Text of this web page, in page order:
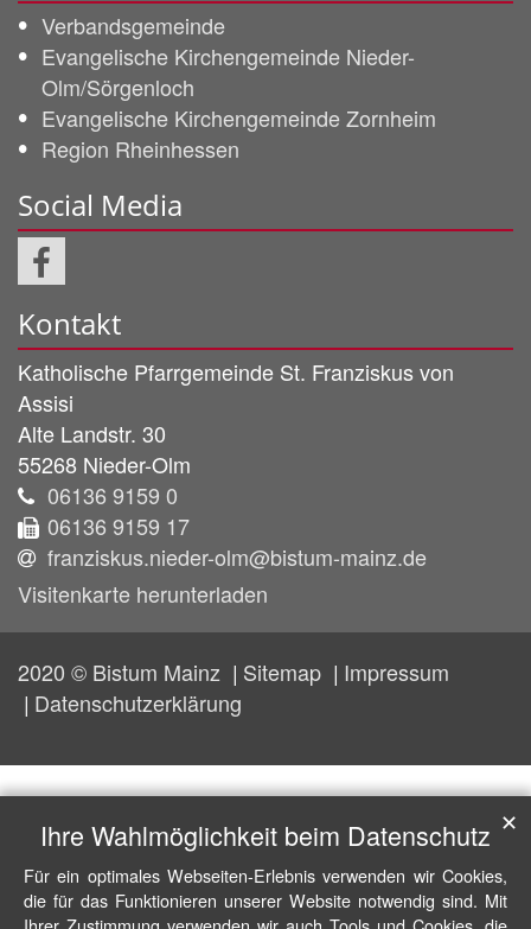
Verbandsgemeinde
Evangelische Kirchengemeinde Nieder-
Olm/Sörgenloch
Evangelische Kirchengemeinde Zornheim
Region Rheinhessen
Social Media
Kontakt
Katholische Pfarrgemeinde St. Franziskus von
Assisi
Alte Landstr. 30
55268 Nieder-Olm
06136 9159 0
06136 9159 17
franziskus.nieder-olm@bistum-mainz.de
Visitenkarte herunterladen
2020 © Bistum Mainz Sitemap
Impressum
Datenschutzerklärung
Ihre Wahlmöglichkeit beim Datenschutz
Für ein optimales Webseiten-Erlebnis verwenden wir Cookies,
die für das Funktionieren unserer Website notwendig sind. Mit
✕